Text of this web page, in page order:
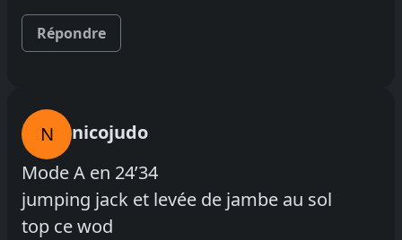
Répondre
N
nicojudo
Mode A en 24’34
jumping jack et levée de jambe au sol
top ce wod